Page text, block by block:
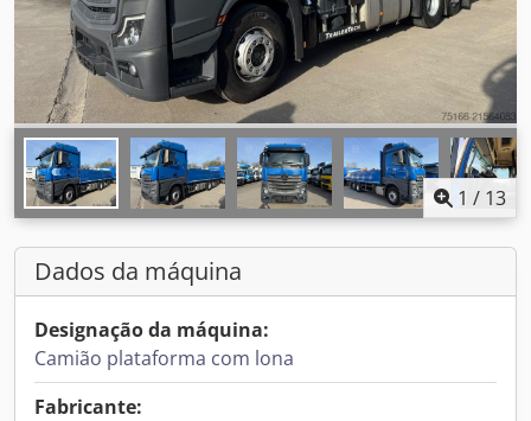
1 / 13
Dados da máquina
Designação da máquina:
Camião plataforma com lona
Fabricante: